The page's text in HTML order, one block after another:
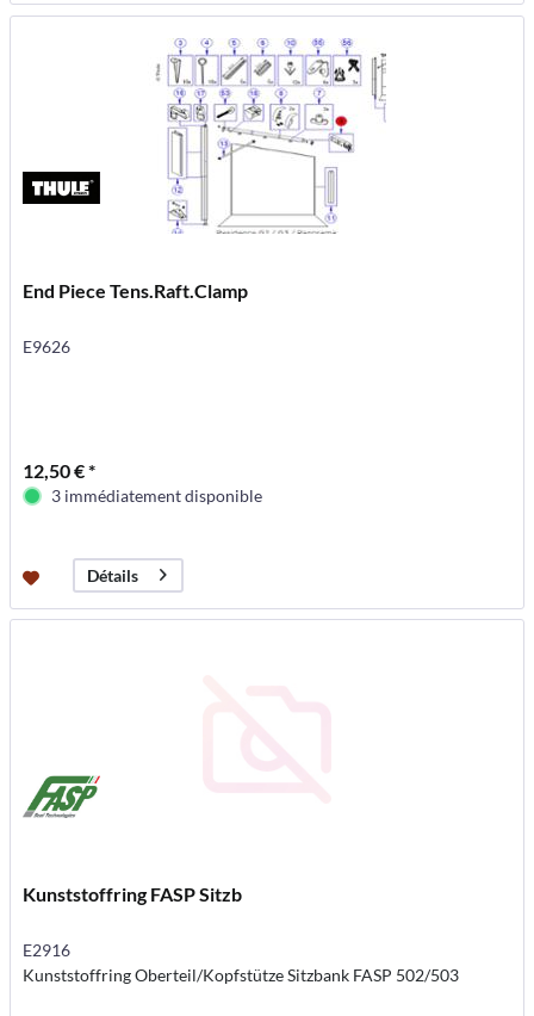
End Piece Tens.Raft.Clamp
E9626
12,50 € *
3 immédiatement disponible
Détails
Kunststoffring FASP Sitzb
E2916
Kunststoffring Oberteil/Kopfstütze Sitzbank FASP 502/503